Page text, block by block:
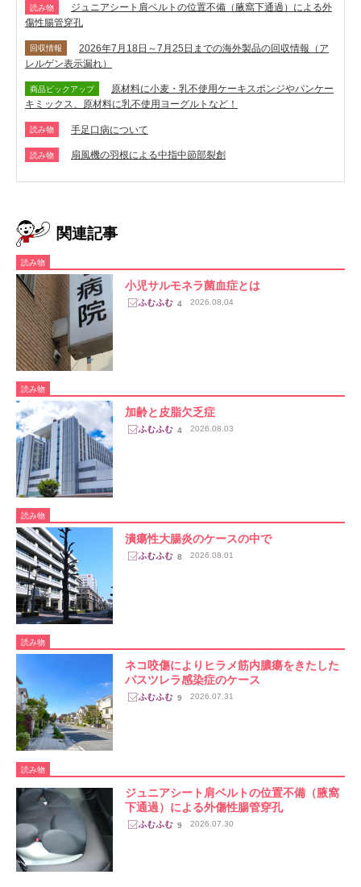
読み物
ジュニアシート肩ベルトの位置不備（腋窩下通過）による外
傷性腸管穿孔
回収情報
2026年7月18日～7月25日までの海外製品の回収情報（ア
レルゲン表示漏れ）
商品ピックアップ
原材料に小麦・乳不使用ケーキスポンジやパンケー
キミックス、原材料に乳不使用ヨーグルトなど！
読み物 手足口病について
読み物 扇風機の羽根による中指中節部裂創
関連記事
読み物
小児サルモネラ菌血症とは
4 2026.08.04
読み物
加齢と皮脂欠乏症
4 2026.08.03
読み物
潰瘍性大腸炎のケースの中で
8 2026.08.01
読み物
ネコ咬傷によりヒラメ筋内膿瘍をきたした
パスツレラ感染症のケース
9 2026.07.31
読み物
ジュニアシート肩ベルトの位置不備（腋窩
下通過）による外傷性腸管穿孔
9 2026.07.30